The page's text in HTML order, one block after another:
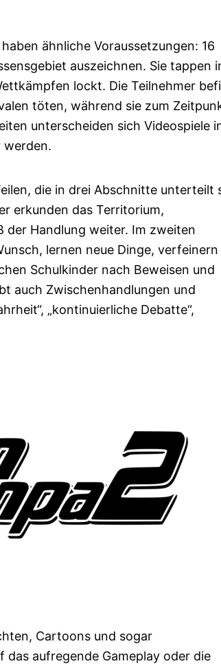
ähnliche Voraussetzungen: 16
auszeichnen. Sie tappen
lockt. Die Teilnehmer
töten, während sie zum
unterscheiden sich Videospiele
werden.
die in drei Abschnitte unterteilt
erkunden das Territorium,
der Handlung weiter. Im zweiten
lernen neue Dinge,
Schulkinder nach Beweisen und
auch Zwischenhandlungen und
„kontinuierliche Debatte“,
Cartoons und sogar
aufregende Gameplay oder die